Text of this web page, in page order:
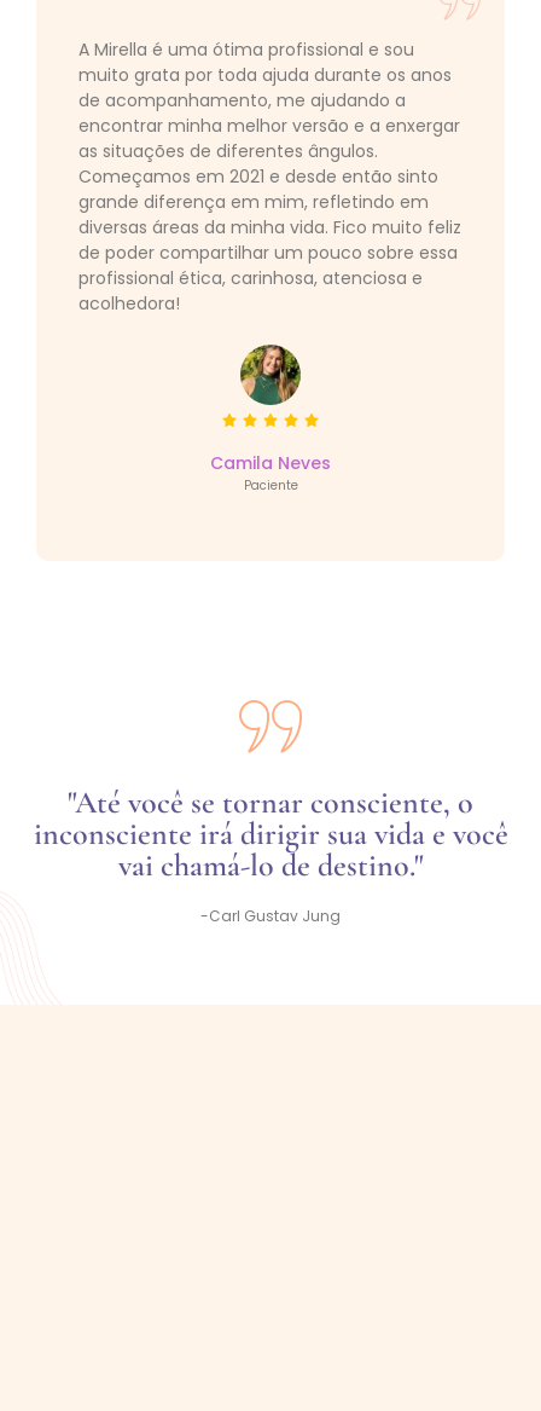
A Mirella é uma ótima profissional e sou
muito grata por toda ajuda durante os anos
de acompanhamento, me ajudando a
encontrar minha melhor versão e a enxergar
as situações de diferentes ângulos.
Começamos em 2021 e desde então sinto
grande diferença em mim, refletindo em
diversas áreas da minha vida. Fico muito feliz
de poder compartilhar um pouco sobre essa
profissional ética, carinhosa, atenciosa e
acolhedora!
Camila Neves
Paciente
"Até você se tornar consciente, o
inconsciente irá dirigir sua vida e você
vai chamá-lo de destino."
-Carl Gustav Jung